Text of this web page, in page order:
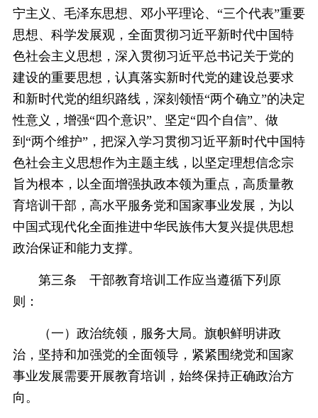
宁主义、毛泽东思想、邓小平理论、“三个代表”重要
思想、科学发展观，全面贯彻习近平新时代中国特
色社会主义思想，深入贯彻习近平总书记关于党的
建设的重要思想，认真落实新时代党的建设总要求
和新时代党的组织路线，深刻领悟“两个确立”的决定
性意义，增强“四个意识”、坚定“四个自信”、做
到“两个维护”，把深入学习贯彻习近平新时代中国特
色社会主义思想作为主题主线，以坚定理想信念宗
旨为根本，以全面增强执政本领为重点，高质量教
育培训干部，高水平服务党和国家事业发展，为以
中国式现代化全面推进中华民族伟大复兴提供思想
政治保证和能力支撑。
第三条 干部教育培训工作应当遵循下列原
则：
（一）政治统领，服务大局。旗帜鲜明讲政
治，坚持和加强党的全面领导，紧紧围绕党和国家
事业发展需要开展教育培训，始终保持正确政治方
向。